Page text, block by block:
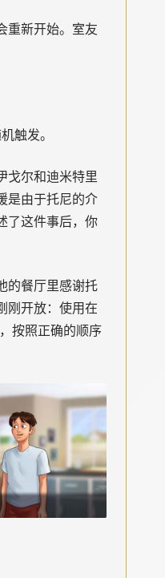
重新开始。室友
触发。
戈尔和迪米特里
是由于托尼的介
了这件事后，你
的餐厅里感谢托
刚开放：使用在
按照正确的顺序